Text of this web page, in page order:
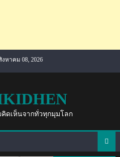
งหาคม 08, 2026
ดเห็นจากทั่วทุกมุมโลก